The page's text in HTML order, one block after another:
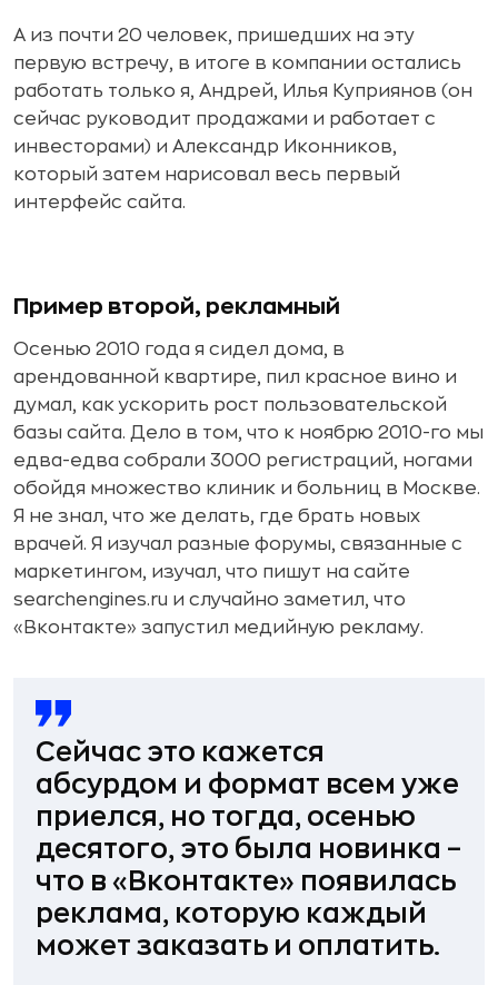
А из почти 20 человек, пришедших на эту
первую встречу, в итоге в компании остались
работать только я, Андрей, Илья Куприянов (он
сейчас руководит продажами и работает с
инвесторами) и Александр Иконников,
который затем нарисовал весь первый
интерфейс сайта.
Пример второй, рекламный
Осенью 2010 года я сидел дома, в
арендованной квартире, пил красное вино и
думал, как ускорить рост пользовательской
базы сайта. Дело в том, что к ноябрю 2010-го мы
едва-едва собрали 3000 регистраций, ногами
обойдя множество клиник и больниц в Москве.
Я не знал, что же делать, где брать новых
врачей. Я изучал разные форумы, связанные с
маркетингом, изучал, что пишут на сайте
searchengines.ru и случайно заметил, что
«Вконтакте» запустил медийную рекламу.
Сейчас это кажется
абсурдом и формат всем уже
приелся, но тогда, осенью
десятого, это была новинка –
что в «Вконтакте» появилась
реклама, которую каждый
может заказать и оплатить.